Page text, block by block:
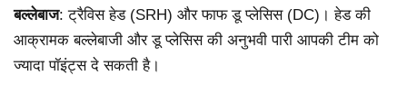
बल्लेबाज: ट्रैविस हेड (SRH) और फाफ डू प्लेसिस (DC)। हेड की
आक्रामक बल्लेबाजी और डू प्लेसिस की अनुभवी पारी आपकी टीम को
ज्यादा पॉइंट्स दे सकती है।